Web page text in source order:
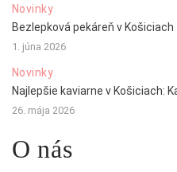
Novinky
Bezlepková pekáreň v
1. júna 2026
Novinky
Najlepšie kaviarne v Košiciach:
26. mája 2026
O nás